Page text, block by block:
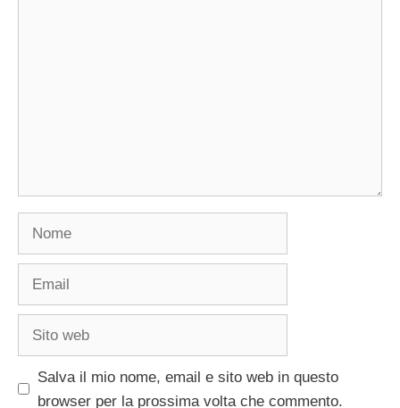
Nome
Email
Sito
Salva il mio nome, email e sito web in questo
browser per la prossima volta che commento.